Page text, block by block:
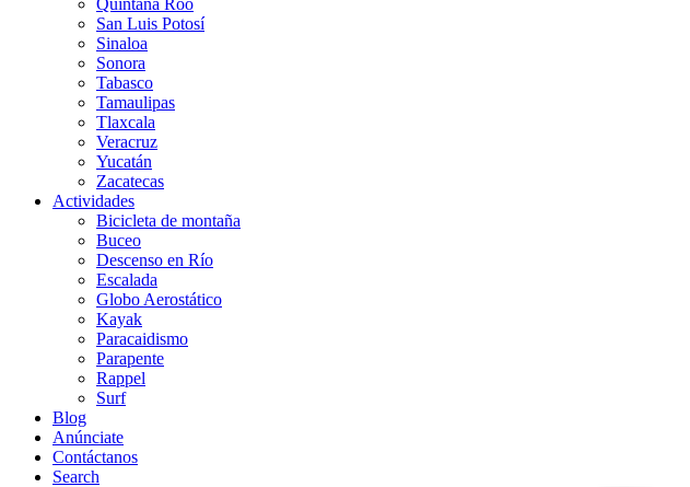
Quintana Roo
San Luis Potosí
Sinaloa
Sonora
Tabasco
Tamaulipas
Tlaxcala
Veracruz
Yucatán
Zacatecas
Actividades
Bicicleta de montaña
Buceo
Descenso en Río
Escalada
Globo Aerostático
Kayak
Paracaidismo
Parapente
Rappel
Surf
Blog
Anúnciate
Contáctanos
Search